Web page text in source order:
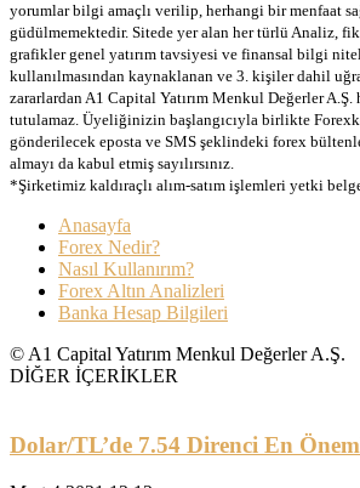
yorumlar bilgi amaçlı verilip, herhangi bir menfaat
güdülmemektedir. Sitede yer alan her türlü Analiz,
grafikler genel yatırım tavsiyesi ve finansal bilgi
kullanılmasından kaynaklanan ve 3. kişiler dahil
zararlardan A1 Capital Yatırım Menkul Değerler
tutulamaz. Üyeliğinizin başlangıcıyla birlikte
gönderilecek eposta ve SMS şeklindeki forex
almayı da kabul etmiş sayılırsınız.
*Şirketimiz kaldıraçlı alım-satım işlemleri yetki
Anasayfa
Forex Nedir?
Nasıl Kullanırım?
Forex Altın Analizleri
Banka Hesap Bilgileri
© A1 Capital Yatırım Menkul Değerler A.Ş.
DİĞER İÇERİKLER
Dolar/TL’de 7.54 Direnci En